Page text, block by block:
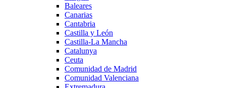
Baleares
Canarias
Cantabria
Castilla y León
Castilla-La Mancha
Catalunya
Ceuta
Comunidad de Madrid
Comunidad Valenciana